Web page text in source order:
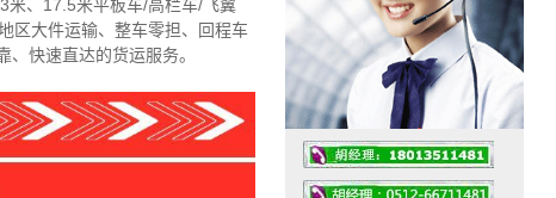
米、17.5米平板车/高栏车/飞翼
区大件运输、整车零担、回程车
快速直达的货运服务。